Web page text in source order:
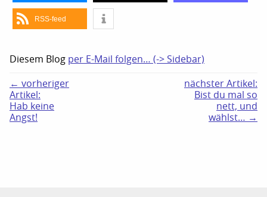
RSS-feed
Diesem Blog per E-Mail folgen… (-> Sidebar)
← vorheriger
Artikel:
Hab keine
Angst!
nächster Artikel:
Bist du mal so
nett, und
wählst… →